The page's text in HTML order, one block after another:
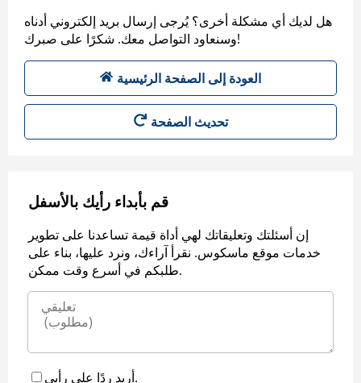
هل لديك أي مشكلة أخرى؟ يُرجى إرسال بريد إلكتروني أدناه
وسنعاود التواصل معك. شكرًا على صبرك!
العودة إلى الصفحة الرئيسية
تحديث الصفحة
قم بأبداء رأيك بالأسفل
إن أسئلتك وتعليقاتك لهي أداة قيمة تساعدنا على تطوير
خدمات موقع ماسكوس. نقرأ آراءك، ونرد عليها، بناء على
طلبكم في أسرع وقت ممكن.
أريد ردًا على رأيي.